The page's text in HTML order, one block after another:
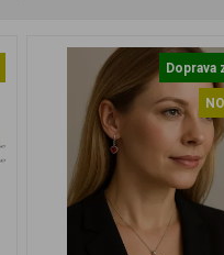
Doprava